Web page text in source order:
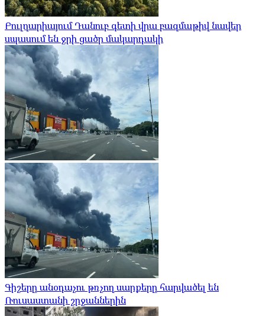
Բուլղարիայում Դանուբ գետի վրա բազմաթիվ նավեր
սպասում են ջրի ցածր մակարդակի
Գիշերը անօդաչու թռչող սարքերը հարվածել են
Ռուսաստանի շրջաններին